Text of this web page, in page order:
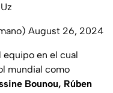
August 26, 2024
equipo en el cual
mundial como
Bounou, Rúben